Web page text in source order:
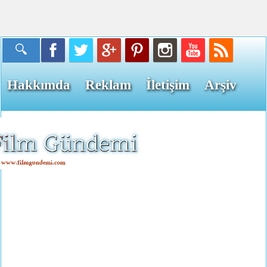
Hakkımda Reklam İletişim Arşiv